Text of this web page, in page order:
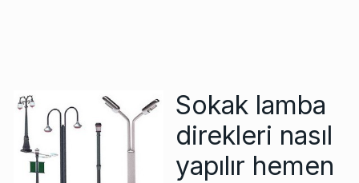
Sokak lamba
direkleri nasıl
yapılır hemen